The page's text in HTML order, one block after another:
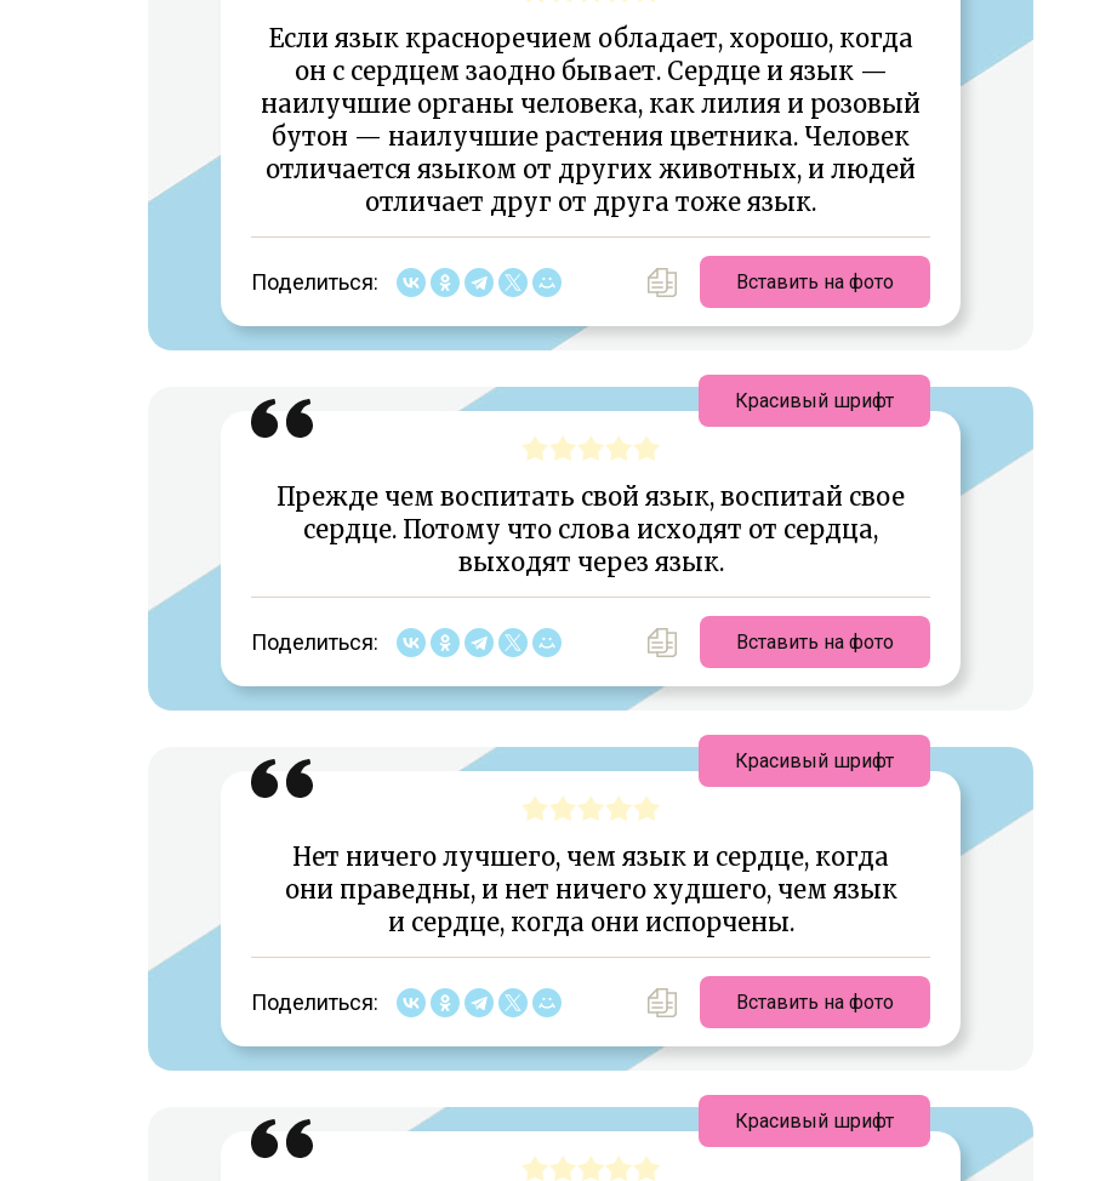
Если язык красноречием обладает, хорошо, когда
он с сердцем заодно бывает. Сердце и язык —
наилучшие органы человека, как лилия и розовый
бутон — наилучшие растения цветника. Человек
отличается языком от других животных, и людей
отличает друг от друга тоже язык.
Поделиться: Вставить на фото
Прежде чем воспитать свой язык, воспитай свое
сердце. Потому что слова исходят от сердца,
выходят через язык.
Поделиться: Вставить на фото
Красивый шрифт
Нет ничего лучшего, чем язык и сердце, когда
они праведны, и нет ничего худшего, чем язык
и сердце, когда они испорчены.
Поделиться: Вставить на фото
Красивый шрифт
Красивый шрифт